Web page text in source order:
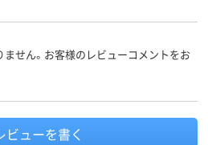
せん。お客様のレビューコメントをお
ビューを書く